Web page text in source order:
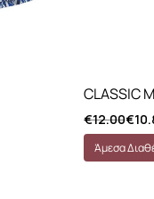
CLASSIC
€12.00€
Άμεσα